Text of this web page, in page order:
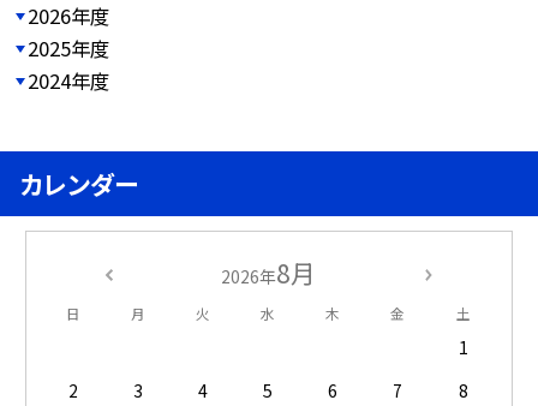
2026年度
2025年度
2024年度
カレンダー
2026年8月
日 月 火 水 木 金 土
1
2
3 4 5 6 7
8